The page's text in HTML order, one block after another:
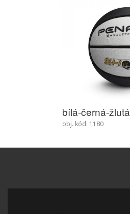
bílá-černá-žlutá
obj. kód: 1180